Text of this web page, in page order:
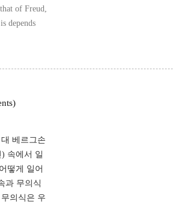
of Freud,
depends
베르그손
속에서 일
떻게 일어
과 무의식
의식은 우